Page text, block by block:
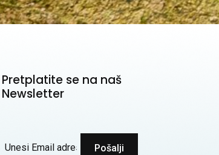
Pretplatite se na naš
Newsletter
Pošalji